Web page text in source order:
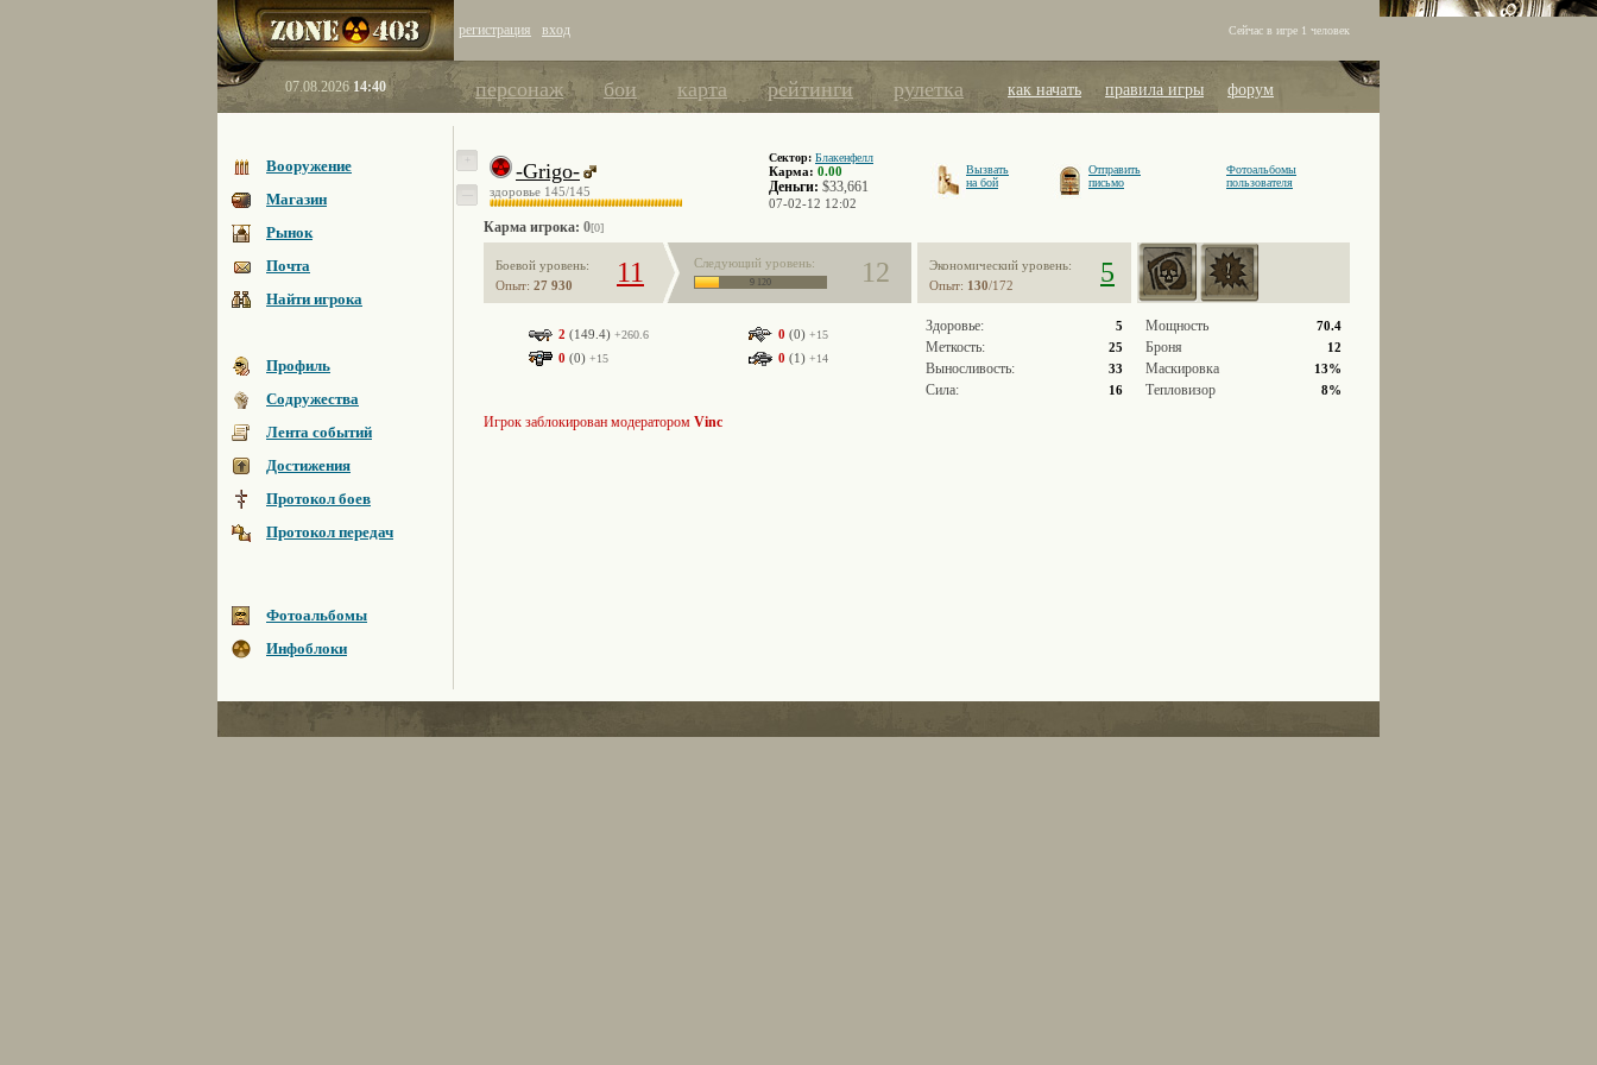
регистрация вход Сейчас в игре 1 человек
07.08.2026 14:40 персонаж бои карта рейтинги рулетка как начать правила игры форум
Вооружение
Магазин
Рынок
Почта
Найти игрока
Профиль
Содружества
Лента событий
Достижения
Протокол боев
Протокол передач
Фотоальбомы
Инфоблоки
-Grigo-
здоровье 145/145
Сектор: Блакенфелл
Карма: 0.00
Деньги: $33,661
07-02-12 12:02
Вызвать
на бой
Отправить
письмо
Фотоальбомы
пользователя
+
Карма игрока: 0[0]
Боевой уровень:
Опыт: 27 930 11 Следующий уровень:
9 120 12
Экономический уровень:
Опыт: 130/172 5
2 (149.4) +260.6
0 (0) +15
0 (0)+15
0 (1)+14
Здоровье: 5
Меткость: 25
Выносливость: 33
Сила: 16
Мощность 70.4
Броня 12
Маскировка 13%
Тепловизор 8%
Игрок заблокирован модератором Vinc